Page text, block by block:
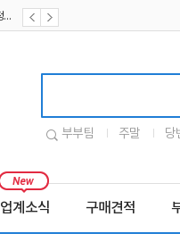
[공지] [호텔업] 개인정보 처리방침 개정본1 (19.09.02)
부부팀 주말 당
업계소식 구매견적